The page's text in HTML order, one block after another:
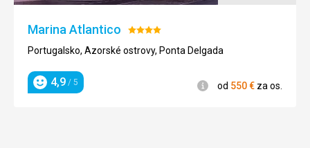
Všechno bylo špičkové. Celý personál byl neuvěřitelně
recepční.
Táto recenzia bola preložená automaticky pomocou
Google Translate
Marina Atlantico Hodnotenie:
4/5
Portugalsko, Azorské ostrovy, Ponta Delgada
Hodnotenie
4,9 / 5 Informácie
od 550€ za os.